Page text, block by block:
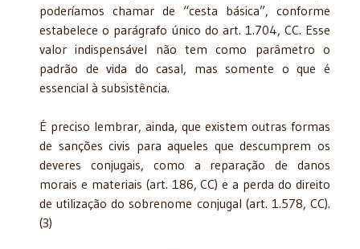
poderíamos chamar de “cesta básica”, conforme
estabelece o parágrafo único do art. 1.704, CC. Esse
valor indispensável não tem como parâmetro o
padrão de vida do casal, mas somente o que é
essencial à subsistência.
É preciso lembrar, ainda, que existem outras formas
de sanções civis para aqueles que descumprem os
deveres conjugais, como a reparação de danos
morais e materiais (art. 186, CC) e a perda do direito
de utilização do sobrenome conjugal (art. 1.578, CC).
(3)